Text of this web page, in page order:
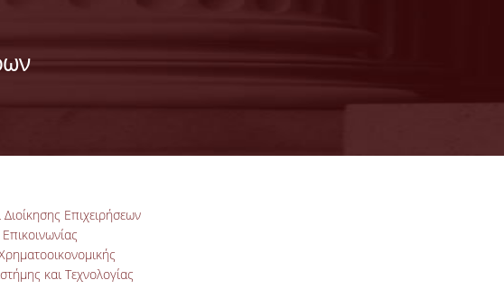
Επιχειρήσεων
και Τεχνολογίας